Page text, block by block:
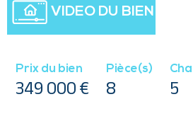
VIDEO DU BIEN
Prix du bien
349 000 €
Pièce(s)
8 5